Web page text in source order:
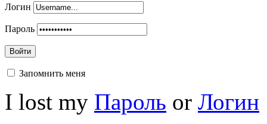
Логин
Пароль
Войти
Запомнить меня
I lost my Пароль or Логин